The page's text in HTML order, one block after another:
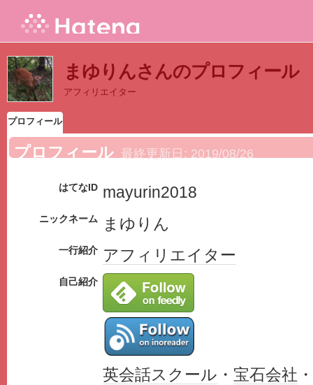
まゆりんさんのプロフィール
アフィリエイター
プロフィール
プロフィール 最終更新日: 2019/08/26
はてなID mayurin2018
ニックネーム まゆりん
一行紹介 アフィリエイター
自己紹介
英会話スクール ・ 宝石会社 ・